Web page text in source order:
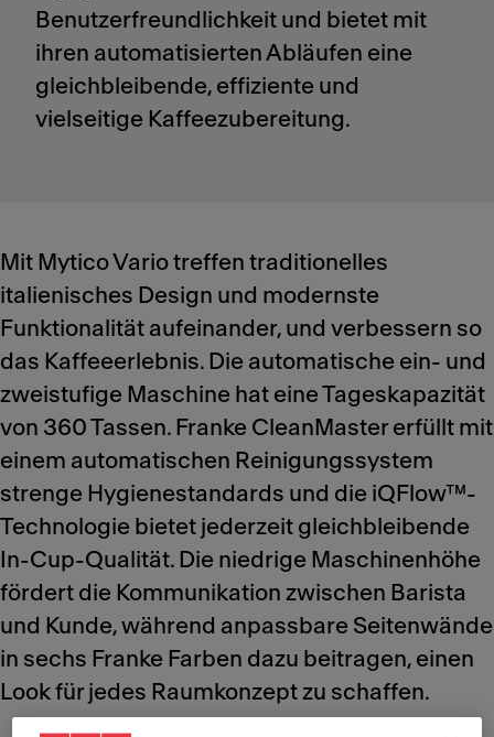
Benutzerfreundlichkeit und bietet mit
ihren automatisierten Abläufen eine
gleichbleibende, effiziente und
vielseitige Kaffeezubereitung.
Mit Mytico Vario treffen traditionelles
italienisches Design und modernste
Funktionalität aufeinander, und verbessern so
das Kaffeeerlebnis. Die automatische ein- und
zweistufige Maschine hat eine Tageskapazität
von 360 Tassen. Franke CleanMaster erfüllt mit
einem automatischen Reinigungssystem
strenge Hygienestandards und die iQFlow™-
Technologie bietet jederzeit gleichbleibende
In-Cup-Qualität. Die niedrige Maschinenhöhe
fördert die Kommunikation zwischen Barista
und Kunde, während anpassbare Seitenwände
in sechs Franke Farben dazu beitragen, einen
Look für jedes Raumkonzept zu schaffen.